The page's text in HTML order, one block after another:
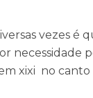
vezes é
necessidade
xixi no canto